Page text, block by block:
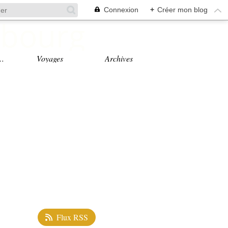
Connexion + Créer mon blog
good Voyages Archives
Flux RSS